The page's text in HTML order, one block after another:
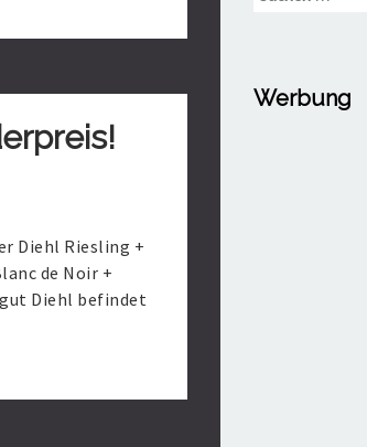
Diehl Riesling +
de Noir +
Diehl befindet
Werbung